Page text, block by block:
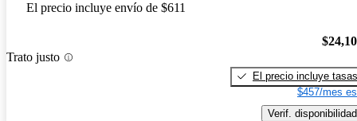
El precio incluye envío de $611
Trato justo
El precio incluye tasas
$457/mes
Verif. disponibilidad